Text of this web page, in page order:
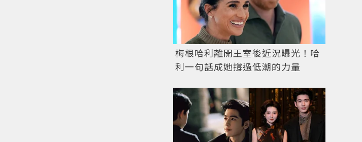
梅根哈利離開王室後近況曝光！哈
利一句話成她撐過低潮的力量